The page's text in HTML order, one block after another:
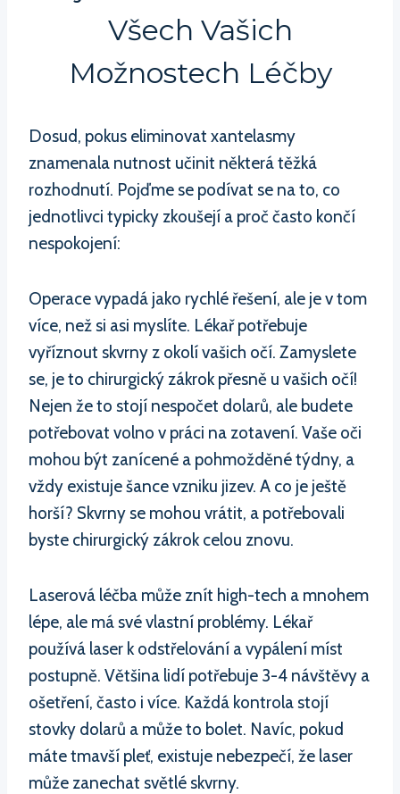
Všech Vašich
Možnostech Léčby
Dosud, pokus eliminovat xantelasmy
znamenala nutnost učinit některá těžká
rozhodnutí. Pojďme se podívat se na to, co
jednotlivci typicky zkoušejí a proč často končí
nespokojení:
Operace vypadá jako rychlé řešení, ale je v tom
více, než si asi myslíte. Lékař potřebuje
vyříznout skvrny z okolí vašich očí. Zamyslete
se, je to chirurgický zákrok přesně u vašich očí!
Nejen že to stojí nespočet dolarů, ale budete
potřebovat volno v práci na zotavení. Vaše oči
mohou být zanícené a pohmožděné týdny, a
vždy existuje šance vzniku jizev. A co je ještě
horší? Skvrny se mohou vrátit, a potřebovali
byste chirurgický zákrok celou znovu.
Laserová léčba může znít high-tech a mnohem
lépe, ale má své vlastní problémy. Lékař
používá laser k odstřelování a vypálení míst
postupně. Většina lidí potřebuje 3-4 návštěvy a
ošetření, často i více. Každá kontrola stojí
stovky dolarů a může to bolet. Navíc, pokud
máte tmavší pleť, existuje nebezpečí, že laser
může zanechat světlé skvrny.